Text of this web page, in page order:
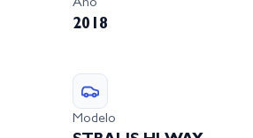
Ano
2018
Modelo